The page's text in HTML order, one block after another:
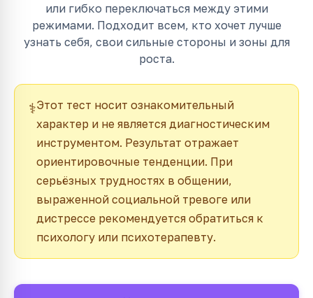
или гибко переключаться между этими
режимами. Подходит всем, кто хочет лучше
узнать себя, свои сильные стороны и зоны для
роста.
⚕️Этот тест носит ознакомительный
характер и не является диагностическим
инструментом. Результат отражает
ориентировочные тенденции. При
серьёзных трудностях в общении,
выраженной социальной тревоге или
дистрессе рекомендуется обратиться к
психологу или психотерапевту.